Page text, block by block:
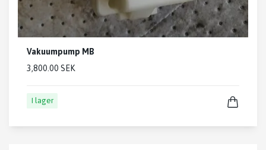
Vakuumpump MB
3,800.00 SEK
I lager